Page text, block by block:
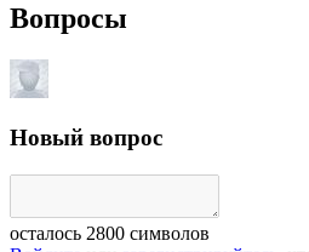
Вопросы
Новый вопрос
осталось 2800 символов